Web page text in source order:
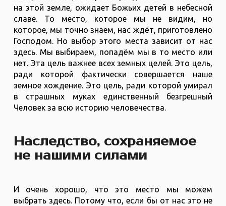
на этой земле, ожидает Божьих детей в небесной
славе. То место, которое мы не видим, но
которое, мы точно знаем, нас ждёт, приготовлено
Господом. Но выбор этого места зависит от нас
здесь. Мы выбираем, попадём мы в то место или
нет. Эта цель важнее всех земных целей. Это цель,
ради которой фактически совершается наше
земное хождение. Это цель, ради которой умирал
в страшных муках единственный безгрешный
Человек за всю историю человечества.
Наследство, сохраняемое
не нашими силами
И очень хорошо, что это место мы можем
выбрать здесь. Потому что, если бы от нас это не